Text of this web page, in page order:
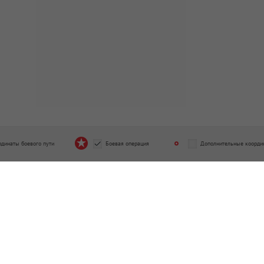
боевого пути Боевая операция Дополнительные